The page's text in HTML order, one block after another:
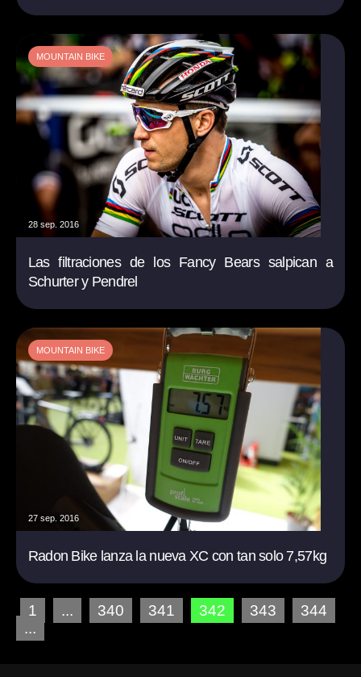
MOUNTAIN BIKE
28 sep. 2016
Las filtraciones de los Fancy Bears salpican a
Schurter y Pendrel
MOUNTAIN BIKE
27 sep. 2016
Radon Bike lanza la nueva XC con tan solo 7,57kg
1 ... 340 341 342 343
344
...